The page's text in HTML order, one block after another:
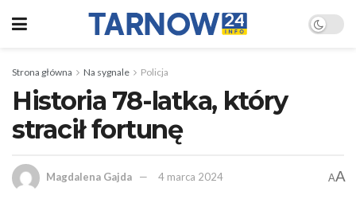
Strona główna Na sygnale Policja
Historia 78-latka, który
stracił fortunę
Magdalena Gajda 4 marca 2024 AA